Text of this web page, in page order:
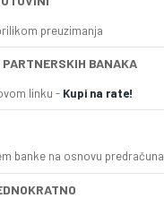
preuzimanja
BANAKA
linku - Kupi na rate!
banke na osnovu predračuna